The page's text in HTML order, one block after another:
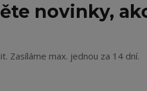
novinky,
Zasíláme max. jednou za 14 dní.